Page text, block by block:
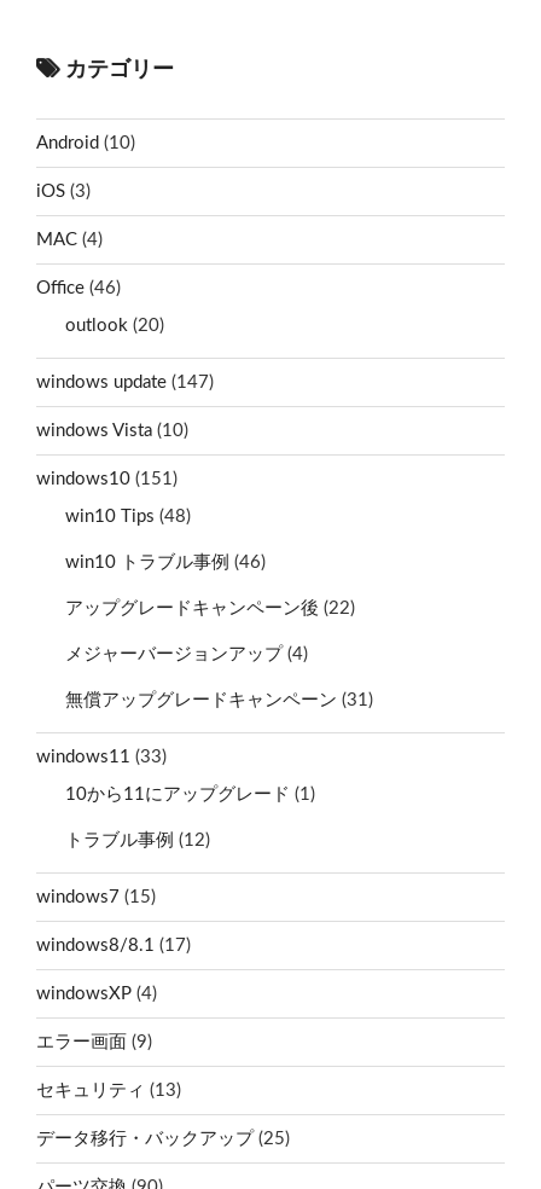
カテゴリー
Android (10)
iOS (3)
MAC (4)
Office (46)
outlook (20)
windows update (147)
windows Vista (10)
windows10 (151)
win10 Tips (48)
win10 トラブル事例 (46)
アップグレードキャンペーン後 (22)
メジャーバージョンアップ (4)
無償アップグレードキャンペーン (31)
windows11 (33)
10から11にアップグレード (1)
トラブル事例 (12)
windows7 (15)
windows8/8.1 (17)
windowsXP (4)
エラー画面 (9)
セキュリティ (13)
データ移行・バックアップ (25)